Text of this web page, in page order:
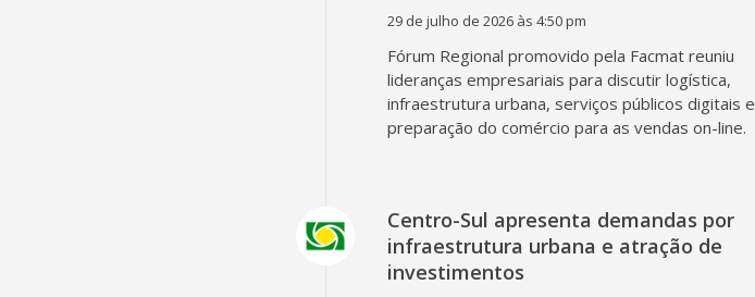
29 de julho de 2026 às 4:50 pm
Fórum Regional promovido pela Facmat reuniu
lideranças empresariais para discutir logística,
infraestrutura urbana, serviços públicos digitais e
preparação do comércio para as vendas on-line.
Centro-Sul apresenta demandas por
infraestrutura urbana e atração de
investimentos